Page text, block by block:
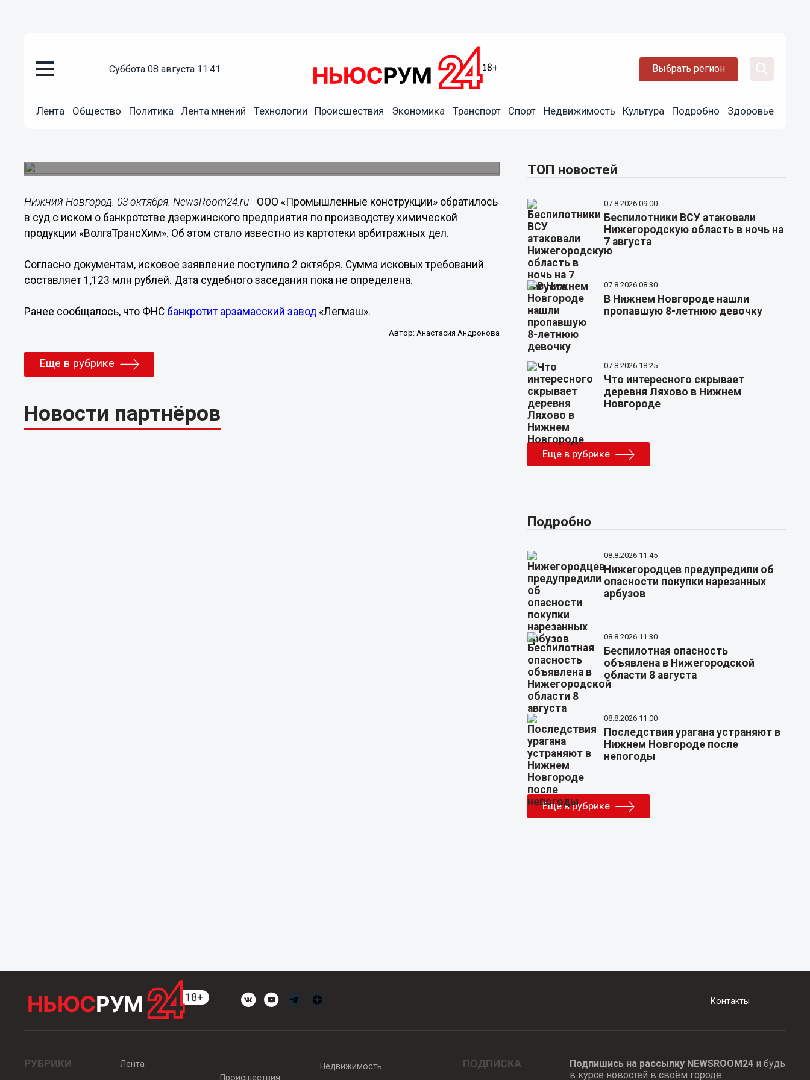
суббота 08 августа 11:41 Выбрать регион
Лента Общество Политика Лента мнений Технологии Происшествия Экономика Транспорт Спорт Недвижимость Культура Подробно Здоровье
Иск о банкротстве дзержинского химпроизводства
Нижний Новгород. 03 октября. NewsRoom24.ru - ООО «Промышленные конструкции» обратилось
в суд с иском о банкротстве дзержинского предприятия по производству химической
продукции «ВолгаТрансХим». Об этом стало известно из картотеки арбитражных дел.
Согласно документам, исковое заявление поступило 2 октября. Сумма исковых требований
составляет 1,123 млн рублей. Дата судебного заседания пока не определена.
Ранее сообщалось, что ФНС банкротит арзамасский завод «Легмаш».
Автор: Анастасия Андронова
Еще в рубрике
Новости партнёров
ТОП новостей
07.8.2026 09:00
Беспилотники ВСУ атаковали
Нижегородскую область в ночь на
7 августа
07.8.2026 08:30
В Нижнем Новгороде нашли
пропавшую 8-летнюю девочку
07.8.2026 18:25
Что интересного скрывает
деревня Ляхово в Нижнем
Новгороде
Еще в рубрике
Подробно
08.8.2026 11:45
Нижегородцев предупредили об
опасности покупки нарезанных
арбузов
08.8.2026 11:30
Беспилотная опасность
объявлена в Нижегородской
области 8 августа
08.8.2026 11:00
Последствия урагана устраняют в
Нижнем Новгороде после
непогоды
Еще в рубрике
Контакты
РУБРИКИ
Лента
Происшествия
Недвижимость ПОДПИСКА Подпишись на рассылку NEWSROOM24и будь
в курсе новостей в своём городе: